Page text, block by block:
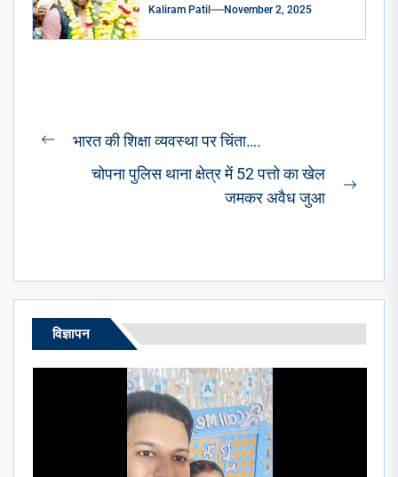
Kaliram Patil November 2, 2025
Post
navigation
Previous
भारत की शिक्षा व्यवस्था पर चिंता….
चोपना पुलिस थाना क्षेत्र में 52 पत्तो का खेल
जमकर अवैध जुआ
विज्ञापन